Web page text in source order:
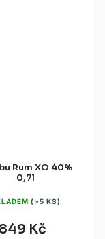
Rum XO 40%
0,7l
(>5 KS)
849 Kč